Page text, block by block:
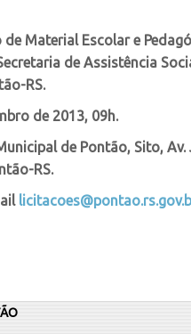
Material Escolar e
de Assistência
RS.
de 2013, 09h.
de Pontão, Sito, Av.
RS.